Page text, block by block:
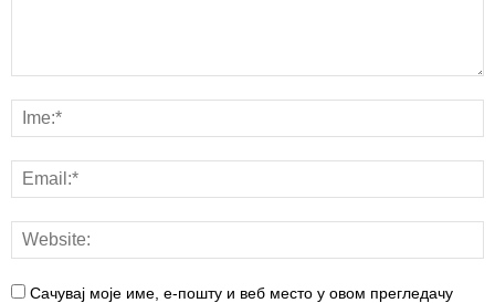
Сачувај моје име, е-пошту и веб место у овом прегледачу